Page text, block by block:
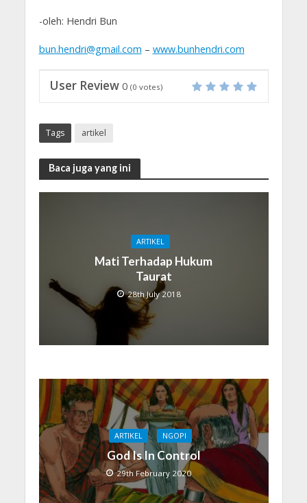
-oleh: Hendri Bun
bun.hendri@gmail.com – www.bunhendri.com
User Review 0 (0 votes)
Tags artikel
Baca juga yang ini
ARTIKEL
Mati Terhadap Hukum
Taurat
28th July 2018
ARTIKEL NGOPI
God Is In Control
29th February 2020